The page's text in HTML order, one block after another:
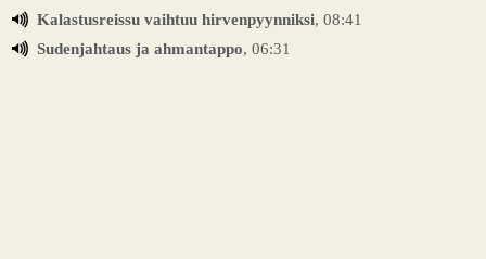
Kalastusreissu vaihtuu hirvenpyynniksi, 08:41
Sudenjahtaus ja ahmantappo, 06:31